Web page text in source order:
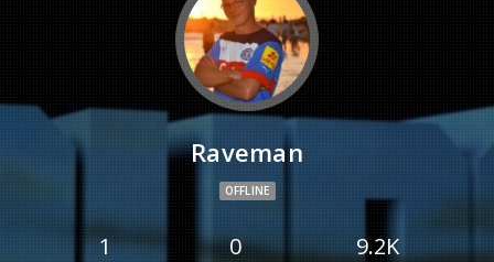
Raveman
OFFLINE
1 0 9.2K